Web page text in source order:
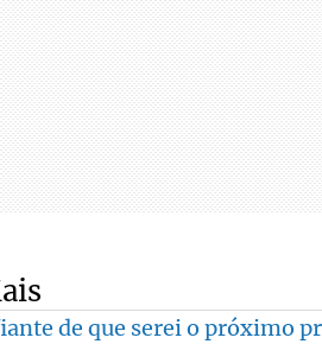
de que serei o próximo